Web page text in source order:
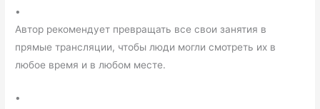
•
Автор рекомендует превращать все свои занятия в
прямые трансляции, чтобы люди могли смотреть их в
любое время и в любом месте.
•